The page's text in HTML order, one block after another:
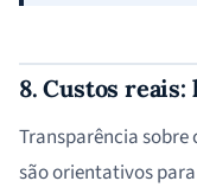
8. Custos
Transparência sobre
são orientativos